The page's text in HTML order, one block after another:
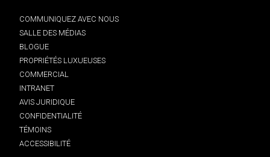
COMMUNIQUEZ AVEC NOUS
SALLE DES MÉDIAS
BLOGUE
PROPRIÉTÉS LUXUEUSES
COMMERCIAL
INTRANET
AVIS JURIDIQUE
CONFIDENTIALITÉ
TÉMOINS
ACCESSIBILITÉ